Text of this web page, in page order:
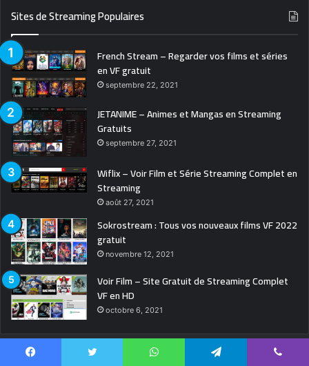
Sites de Streaming Populaires
French Stream – Regarder vos films et séries
en VF gratuit
septembre 22, 2021
JETANIME – Animes et Mangas en Streaming
Gratuits
septembre 27, 2021
Wiflix – Voir Film et Série Streaming Complet en
Streaming
août 27, 2021
Sokrostream : Tous vos nouveaux films VF 2022
gratuit
novembre 12, 2021
Voir Film – Site Gratuit de Streaming Complet
VF en HD
octobre 6, 2021